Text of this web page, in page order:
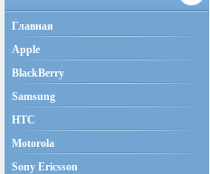
Главная
Apple
BlackBerry
Samsung
HTC
Motorola
Sony Ericsson